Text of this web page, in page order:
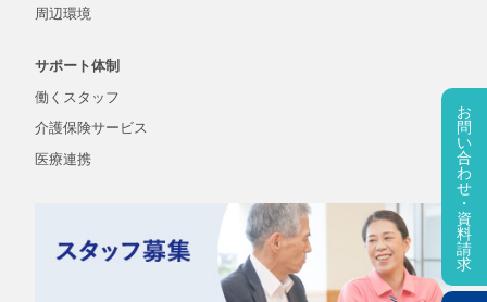
お
問
い
合
わ
せ
・
資
料
請
求
周辺環境
サポート体制
働くスタッフ
介護保険サービス
医療連携